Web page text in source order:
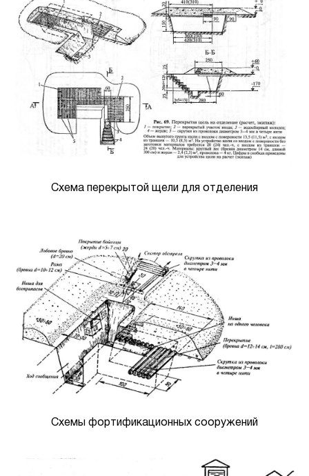
Схема перекрытой щели для отделения
Схемы фортификационных сооружений